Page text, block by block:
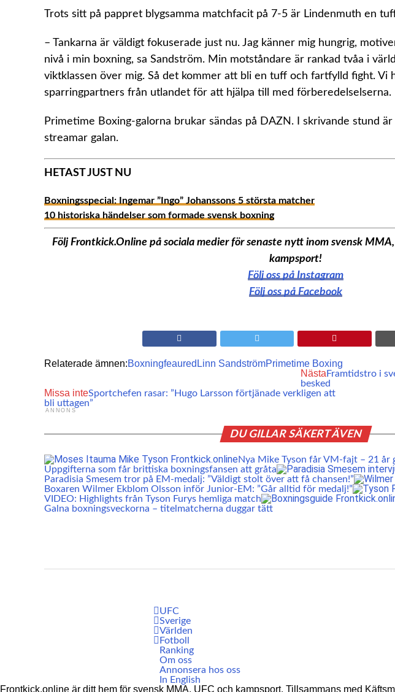
Trots sitt på pappret blygsamma matchfacit på 7-5 är Lindenmuth en
– Tankarna är väldigt fokuserade just nu. Jag känner mig hungrig,
nivå i min boxning, sa Sandström. Min motståndare är rankad tvåa i
viktklassen över mig. Så det kommer att bli en tuff och fartfylld fight. Vi
sparringpartners från utlandet för att hjälpa till med förberedelselserna.
Primetime Boxing-galorna brukar sändas på DAZN. I skrivande stund
streamar galan.
HETAST JUST NU
Boxningsspecial: Ingemar ”Ingo” Johanssons 5 största matcher
10 historiska händelser som formade svensk boxning
Följ Frontkick.Online på sociala medier för senaste nytt inom svensk
kampsport!
Följ oss på Instagram
Följ oss på Facebook
Relaterade ämnen:Boxningfeaured Linn SandströmPrimetime Boxing
Nästa Framtidstro i
besked
Missa inteSportchefen rasar: ”Hugo Larsson förtjänade verkligen att
bli uttagen”
ANNONS
DU GILLAR SÄKERT ÄVEN
Nya Mike Tyson får VM-fajt – 21 år
Uppgifterna som får brittiska boxningsfansen att gråta
Paradisia Smesem tror på EM-medalj: ”Väldigt stolt över att få chansen!”
Boxaren Wilmer Ekblom Olsson inför Junior-EM: ”Går alltid för medalj!”
VIDEO: Highlights från Tyson Furys hemliga match
Galna boxningsveckorna – titelmatcherna duggar tätt
UFC
Sverige
Världen
Fotboll
Ranking
Om oss
Annonsera hos oss
In English
Frontkick.online är ditt hem för svensk MMA, UFC och kampsport. Tillsammans med